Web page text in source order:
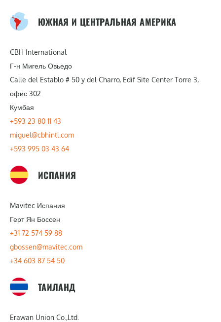
ЮЖНАЯ И ЦЕНТРАЛЬНАЯ АМЕРИКА
CBH International
Г-н Мигель Овьедо
Calle del Establo # 50 y del Charro, Edif Site Center Torre 3,
офис 302
Кумбая
+593 23 80 11 43
miguel@cbhintl.com
+593 995 03 43 64
ИСПАНИЯ
Mavitec Испания
Герт Ян Боссен
+31 72 574 59 88
gbossen@mavitec.com
+34 603 87 54 50
ТАИЛАНД
Erawan Union Co.,Ltd.